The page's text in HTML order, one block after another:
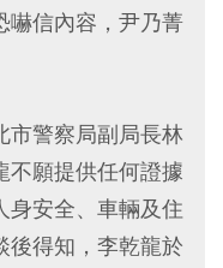
嚇信內容，尹乃菁
市警察局副局長林
不願提供任何證據
身安全、車輛及住
後得知，李乾龍於